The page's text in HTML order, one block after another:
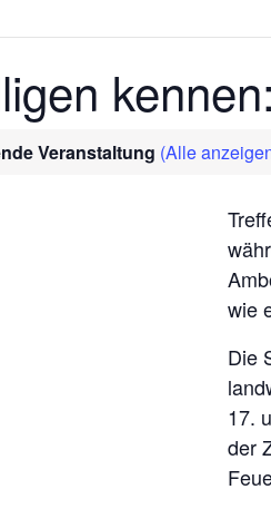
Veranstaltung (Alle
wie
Die
17.
der